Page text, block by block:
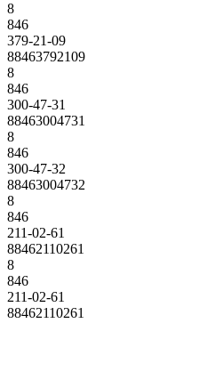
8
846
379-21-09
88463792109
8
846
300-47-31
88463004731
8
846
300-47-32
88463004732
8
846
211-02-61
88462110261
8
846
211-02-61
88462110261